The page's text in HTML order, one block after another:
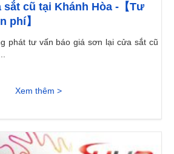
cũ tại Khánh Hòa -【Tư
phí】
phát tư vấn báo giá sơn lại cửa sắt cũ
Xem thêm >